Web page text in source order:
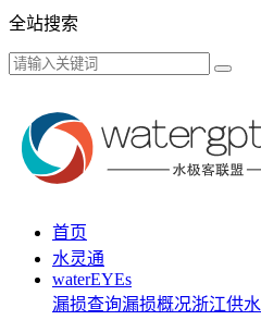
全站搜索
首页
水灵通
waterEYEs
漏损查询漏损概况浙江供水